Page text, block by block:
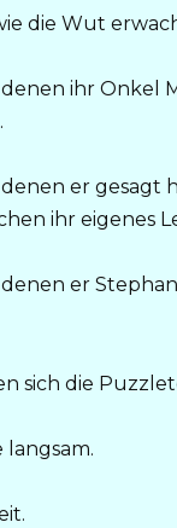
die Wut
denen ihr Onkel
er gesagt
ihr eigenes
denen er
sich die